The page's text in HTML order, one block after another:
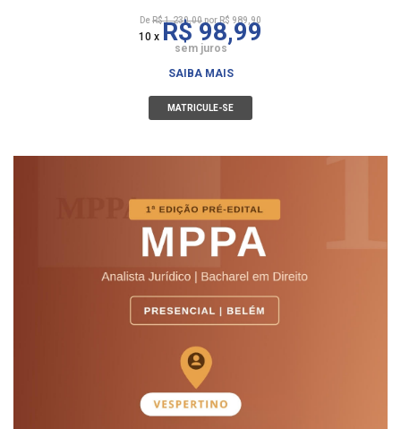
DeR$ 1.230,00 por R$ 989,90
10 x R$ 98,99
sem juros
SAIBA MAIS
MATRICULE-SE